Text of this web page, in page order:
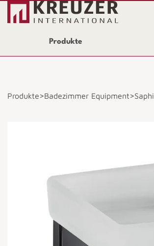
Produkte
Produkte>Badezimmer Equipment>